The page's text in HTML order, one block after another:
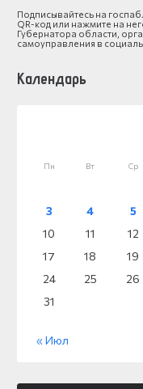
Подписывайтесь на
QR-код или нажмите на
Губернатора области,
самоуправления в
Календарь
Пн Вт Ср
3
4 5
10
11 12
17
18 19
24
25 26
31
« Июл